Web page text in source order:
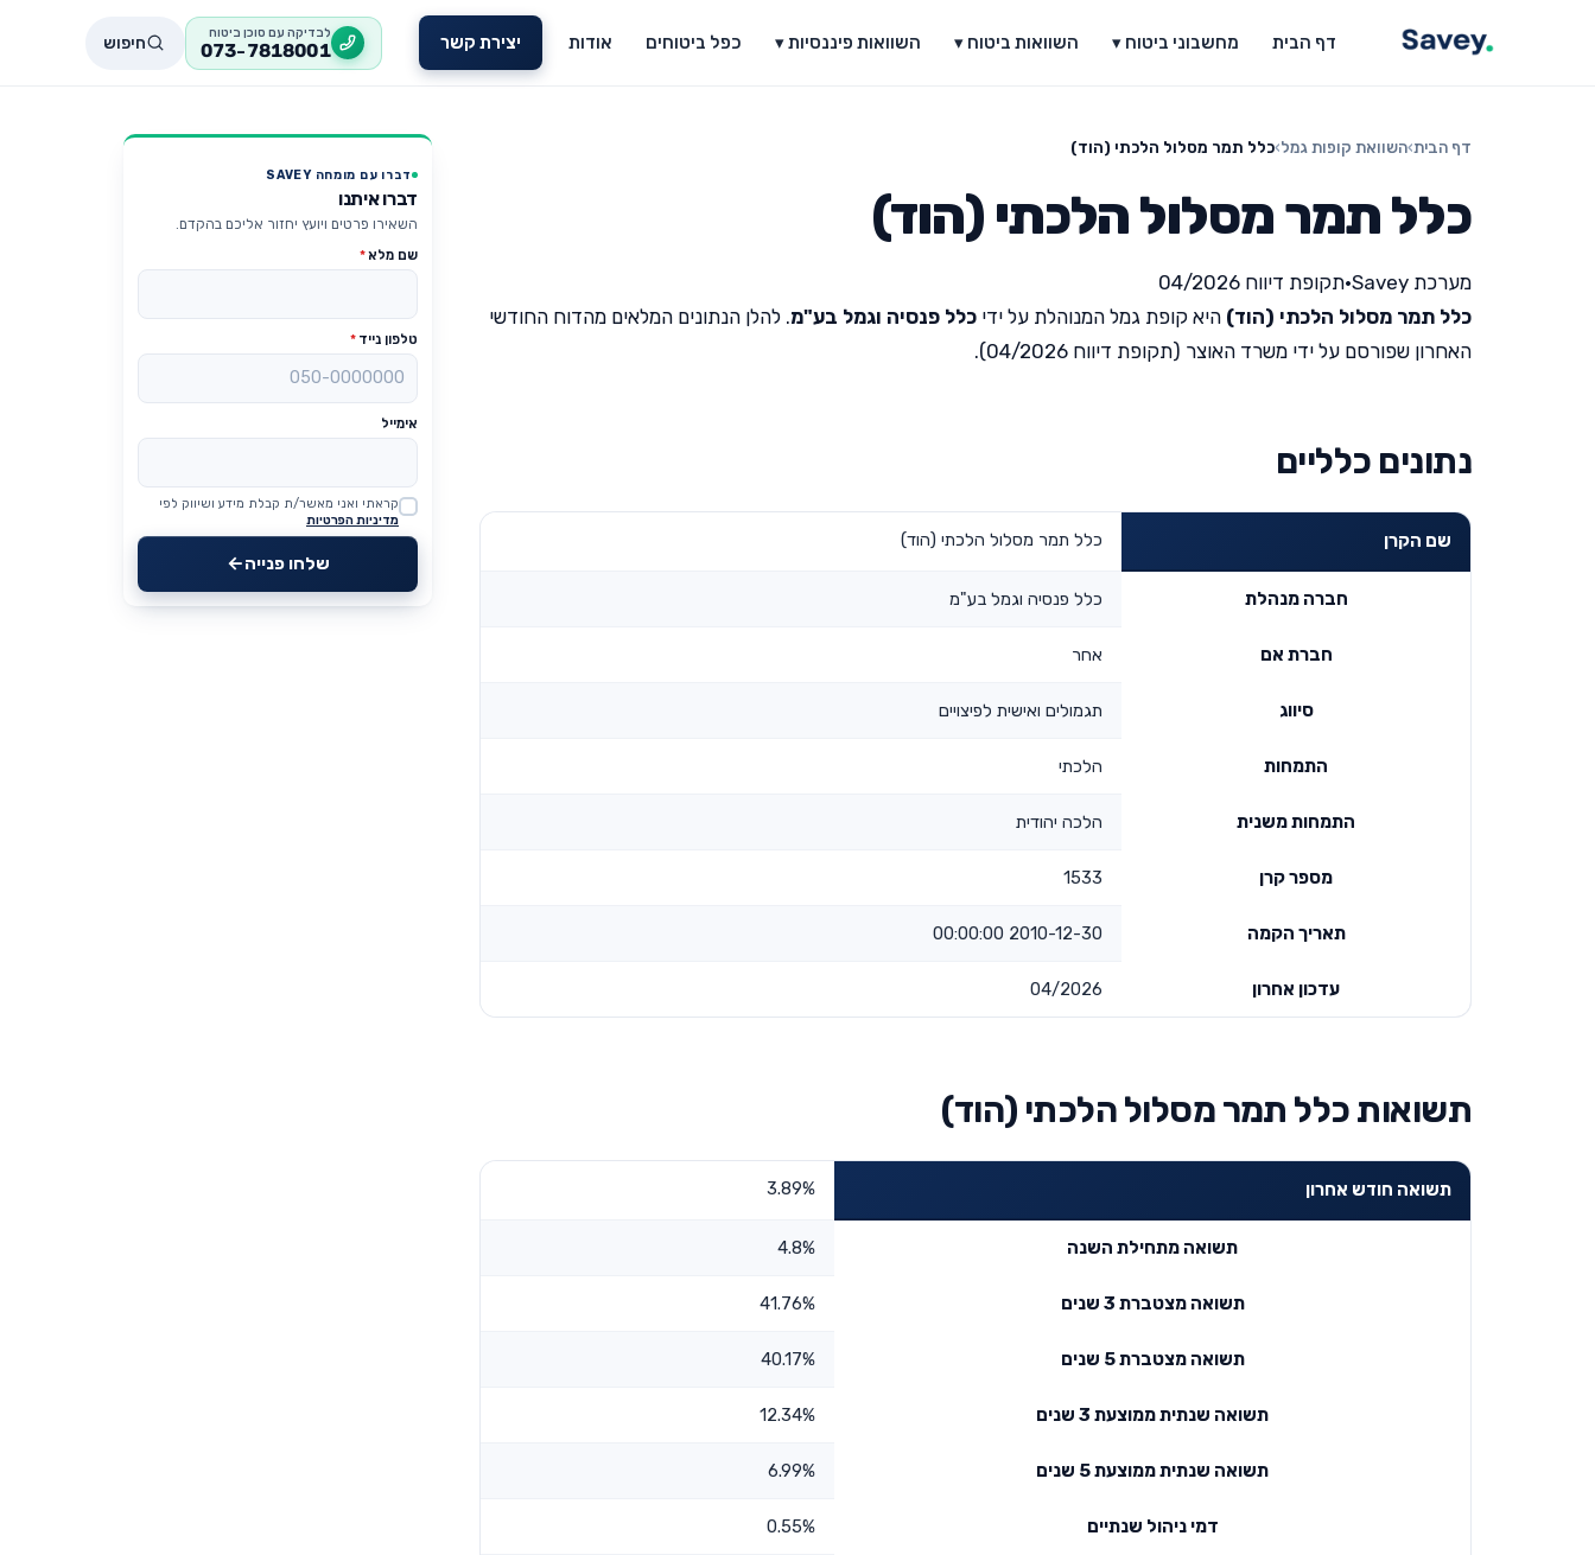
דף הבית מחשבוני ביטוח ▾ השוואות ביטוח ▾ השוואות פיננסיות ▾ כפל ביטוחים אודות יצירת קשר לבדיקה עם סוכן ביטוח
073-7818001 חיפוש
דף הבית›השוואת קופות גמל›כלל תמר מסלול הלכתי (הוד)
כלל תמר מסלול הלכתי (הוד)
מערכת Savey •תקופת דיווח 04/2026
כלל תמר מסלול הלכתי (הוד) היא קופת גמל המנוהלת על ידי כלל פנסיה וגמל בע"מ. להלן הנתונים המלאים מהדוח החודשי
האחרון שפורסם על ידי משרד האוצר (תקופת דיווח 04/2026).
נתונים כלליים
שם הקרן כלל תמר מסלול הלכתי (הוד)
חברה מנהלת כלל פנסיה וגמל בע"מ
חברת אם אחר
סיווג תגמולים ואישית לפיצויים
התמחות הלכתי
התמחות משנית הלכה יהודית
מספר קרן 1533
תאריך הקמה 2010-12-30 00:00:00
עדכון אחרון 04/2026
תשואות כלל תמר מסלול הלכתי (הוד)
תשואה חודש אחרון 3.89%
תשואה מתחילת השנה 4.8%
תשואה מצטברת 3 שנים 41.76%
תשואה מצטברת 5 שנים 40.17%
תשואה שנתית ממוצעת 3 שנים 12.34%
תשואה שנתית ממוצעת 5 שנים 6.99%
דמי ניהול שנתיים 0.55%
דברו עם מומחה SAVEY
דברו איתנו
השאירו פרטים ויועץ יחזור אליכם בהקדם.
שם מלא*
טלפון נייד *
אימייל
Website
קראתי ואני מאשר/ת קבלת מידע ושיווק לפי
מדיניות הפרטיות
שלחו פנייה